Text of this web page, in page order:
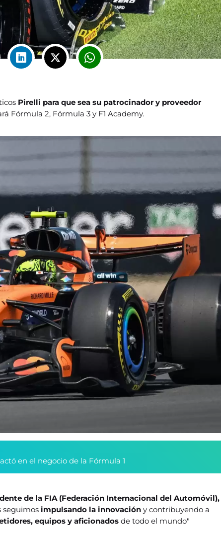
Pirelli para que sea su patrocinador y proveedor
Fórmula 2, Fórmula 3 y F1 Academy.
en el negocio de la Fórmula 1
de la FIA (Federación Internacional del Automóvil),
seguimos impulsando la innovacióny contribuyendo a
equipos y aficionados de todo el mundo"